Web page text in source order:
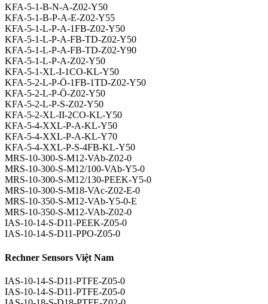
KFA-5-1-B-N-A-Z02-Y50
KFA-5-1-B-P-A-E-Z02-Y55
KFA-5-1-L-P-A-1FB-Z02-Y50
KFA-5-1-L-P-A-FB-TD-Z02-Y50
KFA-5-1-L-P-A-FB-TD-Z02-Y90
KFA-5-1-L-P-A-Z02-Y50
KFA-5-1-XL-I-1CO-KL-Y50
KFA-5-2-L-P-Ö-1FB-1TD-Z02-Y50
KFA-5-2-L-P-Ö-Z02-Y50
KFA-5-2-L-P-S-Z02-Y50
KFA-5-2-XL-II-2CO-KL-Y50
KFA-5-4-XXL-P-A-KL-Y50
KFA-5-4-XXL-P-A-KL-Y70
KFA-5-4-XXL-P-S-4FB-KL-Y50
MRS-10-300-S-M12-VAb-Z02-0
MRS-10-300-S-M12/100-VAb-Y5-0
MRS-10-300-S-M12/130-PEEK-Y5-0
MRS-10-300-S-M18-VAc-Z02-E-0
MRS-10-350-S-M12-VAb-Y5-0-E
MRS-10-350-S-M12-VAb-Z02-0
IAS-10-14-S-D11-PEEK-Z05-0
IAS-10-14-S-D11-PPO-Z05-0
Rechner Sensors Việt Nam
IAS-10-14-S-D11-PTFE-Z05-0
IAS-10-14-S-D11-PTFE-Z05-0